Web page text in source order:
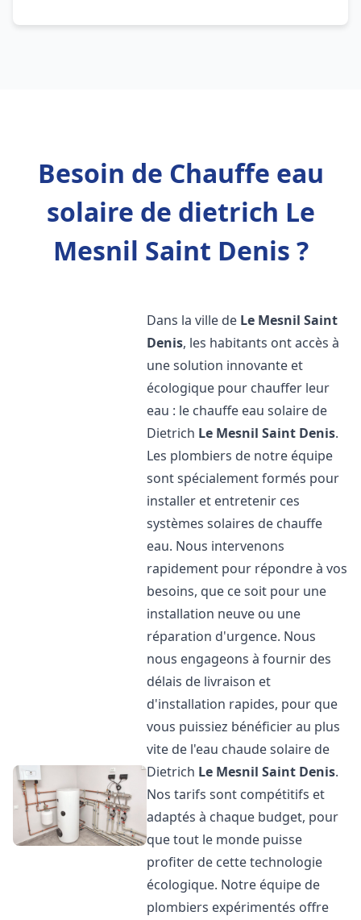
Besoin de Chauffe eau
solaire de dietrich Le
Mesnil Saint Denis ?
Dans la ville de Le Mesnil Saint
Denis, les habitants ont accès à
une solution innovante et
écologique pour chauffer leur
eau : le chauffe eau solaire de
Dietrich Le Mesnil Saint Denis.
Les plombiers de notre équipe
sont spécialement formés pour
installer et entretenir ces
systèmes solaires de chauffe
eau. Nous intervenons
rapidement pour répondre à vos
besoins, que ce soit pour une
installation neuve ou une
réparation d'urgence. Nous
nous engageons à fournir des
délais de livraison et
d'installation rapides, pour que
vous puissiez bénéficier au plus
vite de l'eau chaude solaire de
Dietrich Le Mesnil Saint Denis.
Nos tarifs sont compétitifs et
adaptés à chaque budget, pour
que tout le monde puisse
profiter de cette technologie
écologique. Notre équipe de
plombiers expérimentés offre